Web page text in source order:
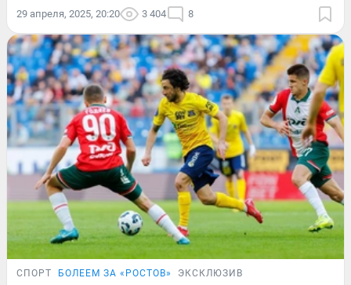
29 апреля, 2025, 20:20 3 404 8
СПОРТ БОЛЕЕМ ЗА «РОСТОВ» ЭКСКЛЮЗИВ